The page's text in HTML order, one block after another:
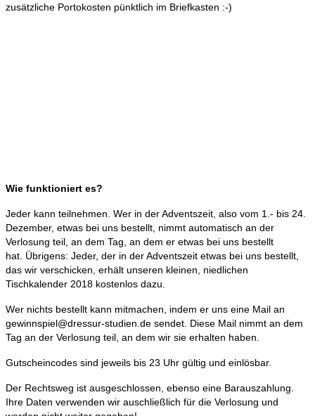
zusätzliche Portokosten pünktlich im Briefkasten :-)
Wie funktioniert es?
Jeder kann teilnehmen. Wer in der Adventszeit, also vom 1.- bis 24.
Dezember, etwas bei uns bestellt, nimmt automatisch an der
Verlosung teil, an dem Tag, an dem er etwas bei uns bestellt
hat. Übrigens: Jeder, der in der Adventszeit etwas bei uns bestellt,
das wir verschicken, erhält unseren kleinen, niedlichen
Tischkalender 2018 kostenlos dazu.
Wer nichts bestellt kann mitmachen, indem er uns eine Mail an
gewinnspiel@dressur-studien.de sendet. Diese Mail nimmt an dem
Tag an der Verlosung teil, an dem wir sie erhalten haben.
Gutscheincodes sind jeweils bis 23 Uhr gültig und einlösbar.
Der Rechtsweg ist ausgeschlossen, ebenso eine Barauszahlung.
Ihre Daten verwenden wir auschließlich für die Verlosung und